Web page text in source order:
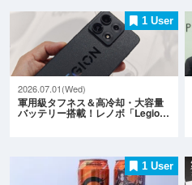
1 User
2026.07.01(Wed)
軍用級タフネス＆高冷却・大容量
バッテリー搭載！レノボ「Legio…
1 User